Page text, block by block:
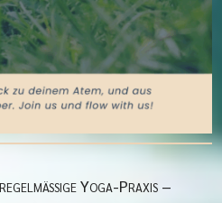
Yoga-Praxis –